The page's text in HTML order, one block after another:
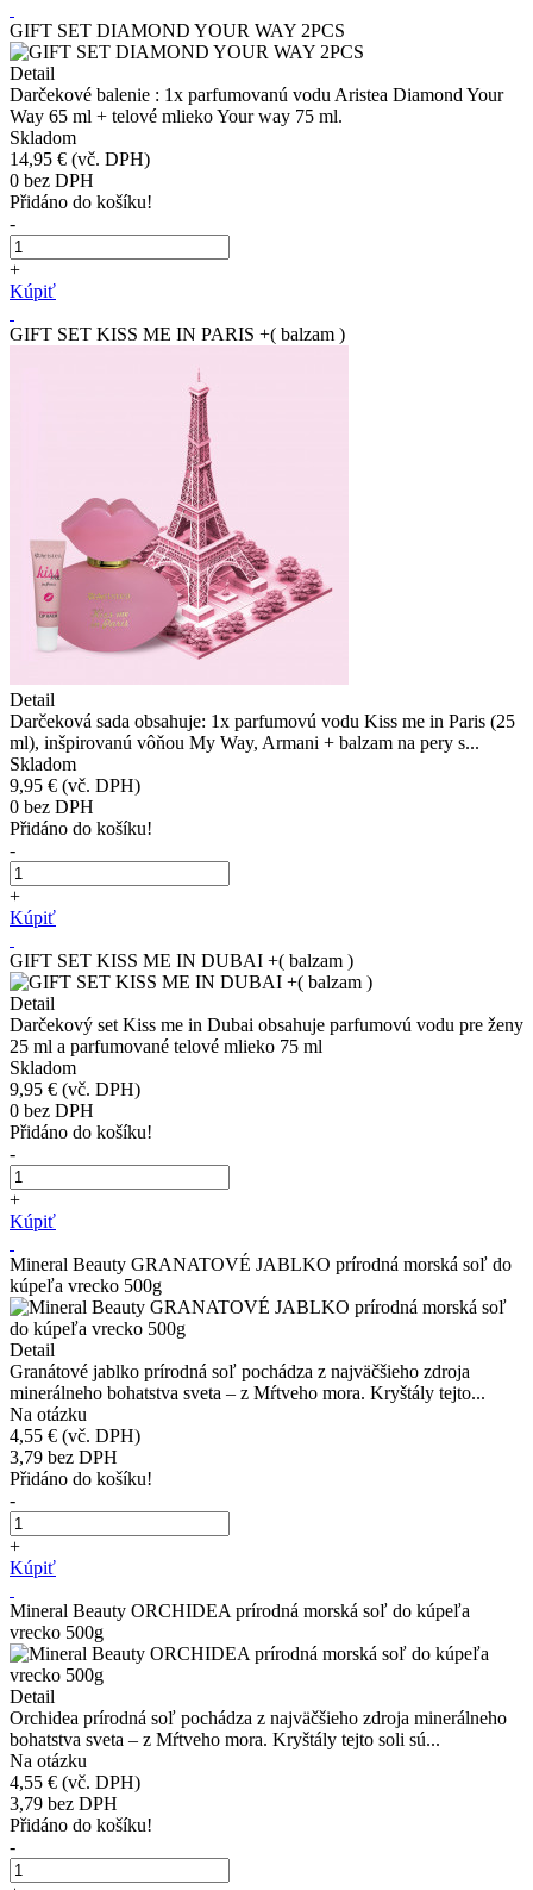
GIFT SET DIAMOND YOUR WAY 2PCS
Detail
Darčekové balenie : 1x parfumovanú vodu Aristea Diamond Your
Way 65 ml + telové mlieko Your way 75 ml.
Skladom
14,95 € (vč. DPH)
0 bez DPH
Přidáno do košíku!
-
+
Kúpiť
GIFT SET KISS ME IN PARIS +( balzam )
Detail
Darčeková sada obsahuje: 1x parfumovú vodu Kiss me in Paris (25
ml), inšpirovanú vôňou My Way, Armani + balzam na pery s...
Skladom
9,95 € (vč. DPH)
0 bez DPH
Přidáno do košíku!
-
+
Kúpiť
GIFT SET KISS ME IN DUBAI +( balzam )
Detail
Darčekový set Kiss me in Dubai obsahuje parfumovú vodu pre ženy
25 ml a parfumované telové mlieko 75 ml
Skladom
9,95 € (vč. DPH)
0 bez DPH
Přidáno do košíku!
-
+
Kúpiť
Mineral Beauty GRANATOVÉ JABLKO prírodná morská soľ do
kúpeľa vrecko 500g
Detail
Granátové jablko prírodná soľ pochádza z najväčšieho zdroja
minerálneho bohatstva sveta – z Mŕtveho mora. Kryštály tejto...
Na otázku
4,55 € (vč. DPH)
3,79 bez DPH
Přidáno do košíku!
-
+
Kúpiť
Mineral Beauty ORCHIDEA prírodná morská soľ do kúpeľa
vrecko 500g
Detail
Orchidea prírodná soľ pochádza z najväčšieho zdroja minerálneho
bohatstva sveta – z Mŕtveho mora. Kryštály tejto soli sú...
Na otázku
4,55 € (vč. DPH)
3,79 bez DPH
Přidáno do košíku!
-